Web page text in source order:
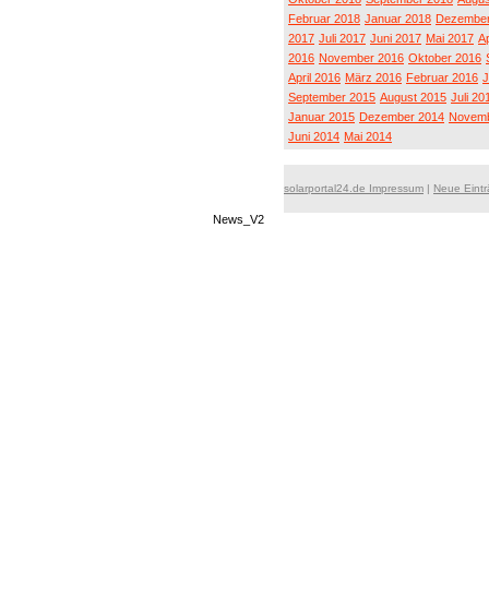
Februar 2018 Januar 2018
2017 Juli 2017 Juni 2017 Mai 2017
2016 November 2016 Oktober 2016
April 2016 März 2016 Februar 2016
September 2015 August 2015 Juli
Januar 2015 Dezember 2014
Juni 2014 Mai 2014
solarportal24.de Impressum | Neue
News_V2